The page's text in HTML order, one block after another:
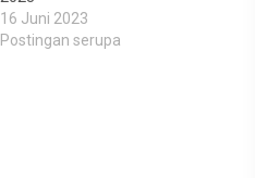
16 Juni 2023
Postingan serupa